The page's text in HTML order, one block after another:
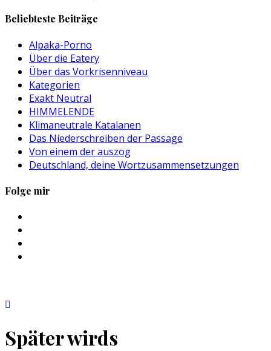
Beliebteste Beiträge
Alpaka-Porno
Über die Eatery
Über das Vorkrisenniveau
Kategorien
Exakt Neutral
HIMMELENDE
Klimaneutrale Katalanen
Das Niederschreiben der Passage
Von einem der auszog
Deutschland, deine Wortzusammensetzungen
Folge mir
Später wirds